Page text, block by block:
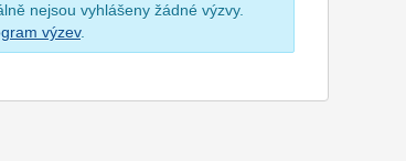
nejsou vyhlášeny žádné výzvy.
výzev.